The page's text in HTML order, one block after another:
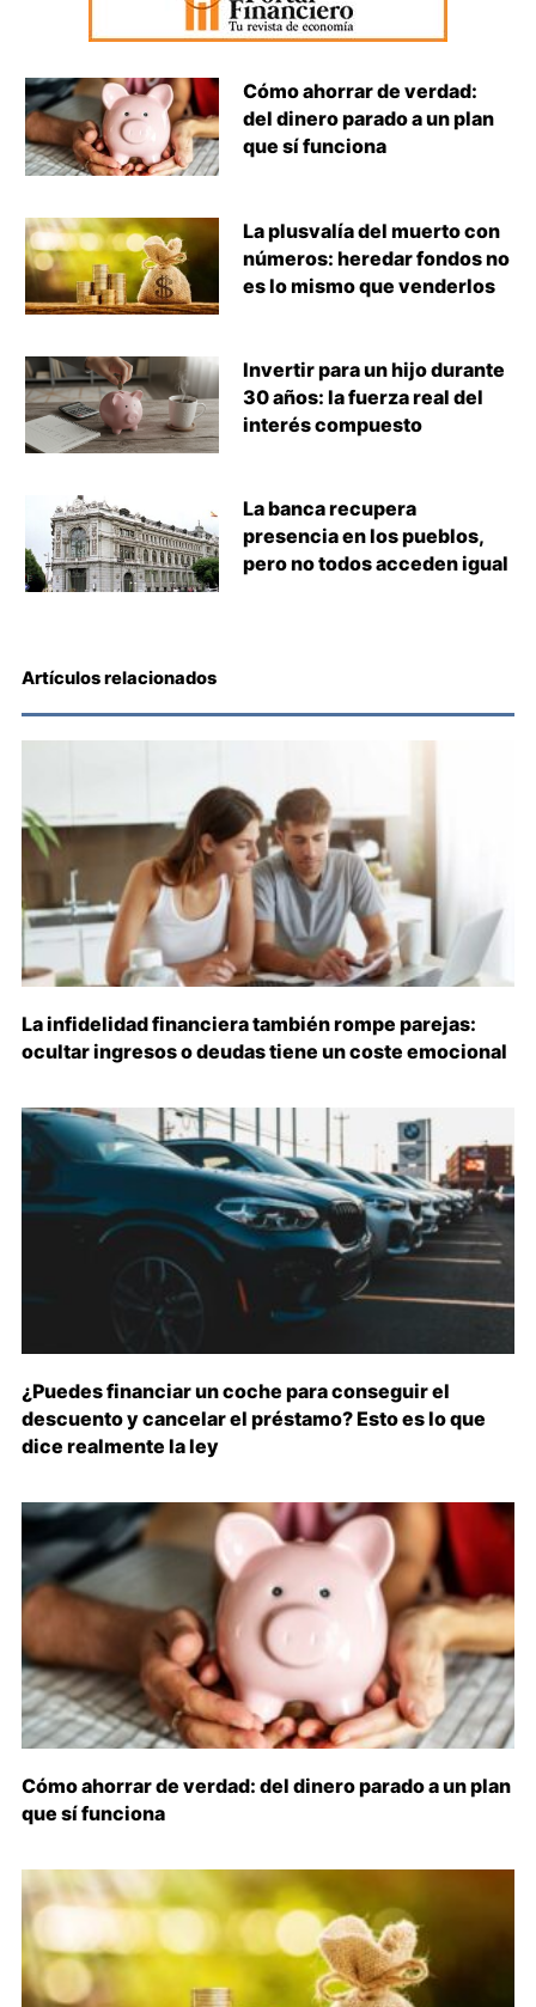
Cómo ahorrar de verdad:
del dinero parado a un plan
que sí funciona
La plusvalía del muerto con
números: heredar fondos no
es lo mismo que venderlos
Invertir para un hijo durante
30 años: la fuerza real del
interés compuesto
La banca recupera
presencia en los pueblos,
pero no todos acceden igual
Artículos relacionados
La infidelidad financiera también rompe parejas:
ocultar ingresos o deudas tiene un coste emocional
¿Puedes financiar un coche para conseguir el
descuento y cancelar el préstamo? Esto es lo que
dice realmente la ley
Cómo ahorrar de verdad: del dinero parado a un plan
que sí funciona